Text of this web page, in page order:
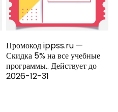
Промокод ippss.ru —
Скидка 5% на все учебные
программы.. Действует до
2026-12-31